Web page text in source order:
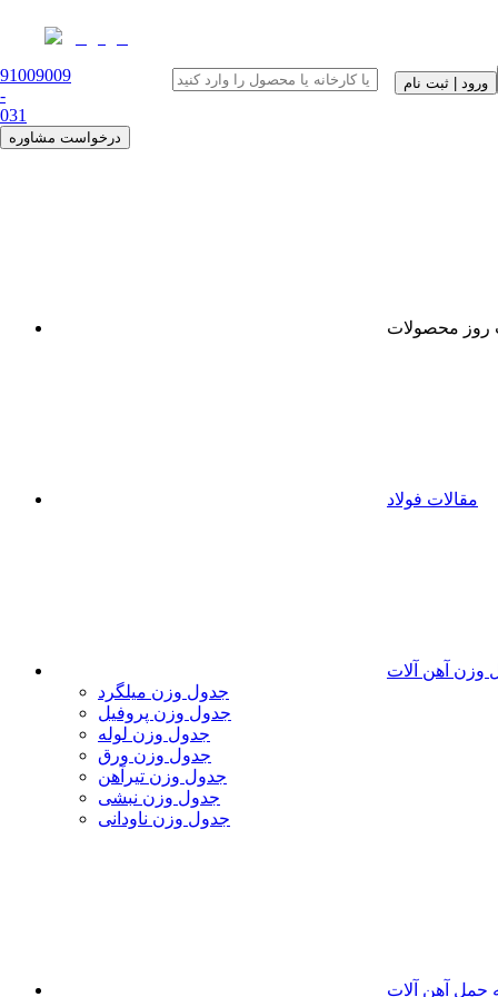
91009009
-
031
درخواست مشاوره
ورود | ثبت نام
روز محصولات
مقالات فولاد
وزن آهن آلات
جدول وزن میلگرد
جدول وزن پروفیل
جدول وزن لوله
جدول وزن ورق
جدول وزن تیرآهن
جدول وزن نبشی
جدول وزن ناودانی
حمل آهن آلات